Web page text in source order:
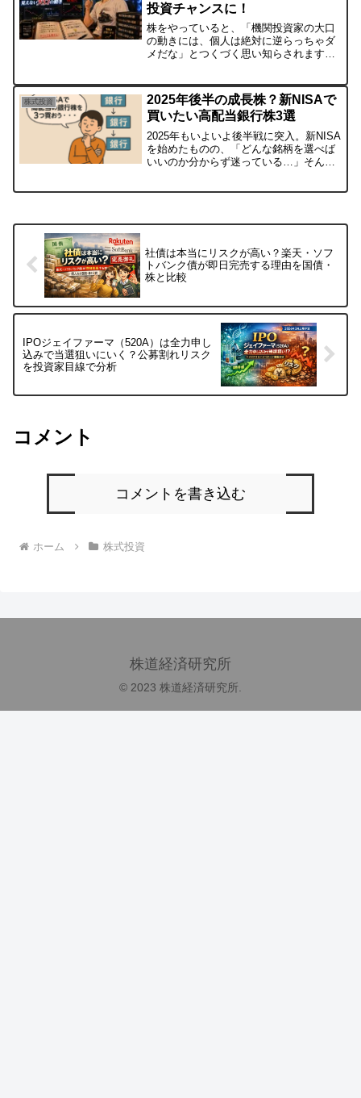
投資チャンスに！
株をやっていると、「機関投資家の大口
の動きには、個人は絶対に逆らっちゃダ
メだな」とつくづく思い知らされますよ
した方も多いはずです。奴らは本当にズ
ル賢いです（笑）大量の売...
株式投資
2025年後半の成長株？新NISAで
買いたい高配当銀行株3選
2025年もいよいよ後半戦に突入。新NISA
を始めたものの、「どんな銘柄を選べば
いいのか分からず迷っている…」そんな
社債は本当にリスクが高い？楽天・ソフ
トバンク債が即日完売する理由を国債・
株と比較
IPOジェイファーマ（520A）は全力申し
込みで当選狙いにいく？公募割れリスク
を投資家目線で分析
コメント
コメントを書き込む
ホーム 株式投資
株道経済研究所
© 2023 株道経済研究所.